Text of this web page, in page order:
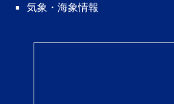
気象・海象情報